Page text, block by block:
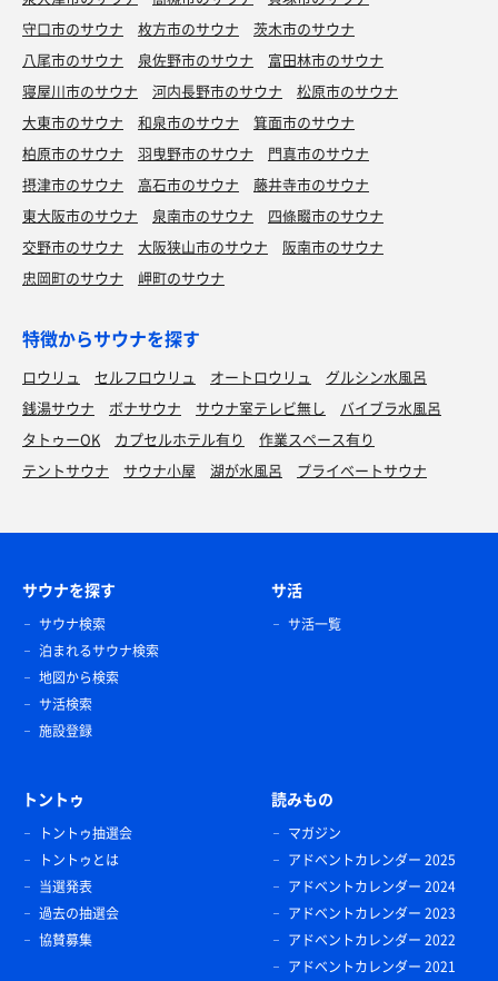
守口市のサウナ
枚方市のサウナ
茨木市のサウナ
八尾市のサウナ
泉佐野市のサウナ
富田林市のサウナ
寝屋川市のサウナ
河内長野市のサウナ
松原市のサウナ
大東市のサウナ
和泉市のサウナ
箕面市のサウナ
柏原市のサウナ
羽曳野市のサウナ
門真市のサウナ
摂津市のサウナ
高石市のサウナ
藤井寺市のサウナ
東大阪市のサウナ
泉南市のサウナ
四條畷市のサウナ
交野市のサウナ
大阪狭山市のサウナ
阪南市のサウナ
忠岡町のサウナ
岬町のサウナ
特徴からサウナを探す
ロウリュ セルフロウリュ オートロウリュ
グルシン水風呂
銭湯サウナ
ボナサウナ サウナ室テレビ無し
バイブラ水風呂
タトゥーOK
カプセルホテル有り
作業スペース有り
テントサウナ
サウナ小屋 湖が水風呂 プライベートサウナ
サウナを探す
サウナ検索
泊まれるサウナ検索
地図から検索
サ活検索
施設登録
サ活
サ活一覧
トントゥ
トントゥ抽選会
トントゥとは
当選発表
過去の抽選会
協賛募集
読みもの
マガジン
アドベントカレンダー 2025
アドベントカレンダー 2024
アドベントカレンダー 2023
アドベントカレンダー 2022
アドベントカレンダー 2021